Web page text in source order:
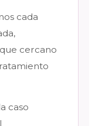
cada
cercano
caso